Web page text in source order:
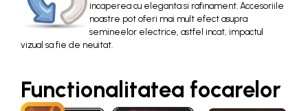
incaperea cu eleganta si rafinament. Accesoriile
noastre pot oferi mai mult efect asupra
semineelor electrice, astfel incat, impactul
vizual sa fie de neuitat.
Functionalitatea focarelor